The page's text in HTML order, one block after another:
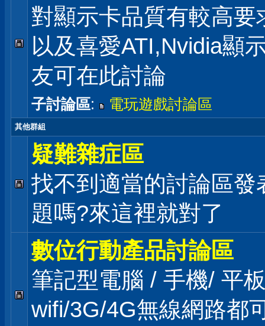
對顯示卡品質有較高要
以及喜愛ATI,Nvidia顯
友可在此討論
子討論區: 電玩遊戲討論區
其他群組
疑難雜症區
找不到適當的討論區發
題嗎?來這裡就對了
數位行動產品討論區
筆記型電腦 / 手機/ 平
wifi/3G/4G無線網路都